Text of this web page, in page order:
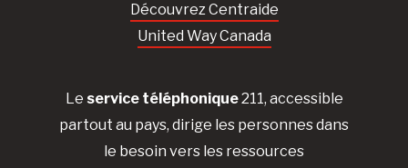
Découvrez Centraide
United Way Canada
Le service téléphonique211, accessible
partout au pays, dirige les personnes dans
le besoin vers les ressources